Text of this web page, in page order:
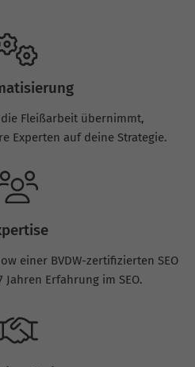
Fleißarbeit übernimmt,
Experten auf deine Strategie.
einer BVDW-zertifizierten SEO
Erfahrung im SEO.